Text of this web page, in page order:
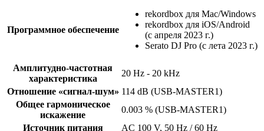
Программное обеспечение
rekordbox для Mac/Windows
rekordbox для iOS/Android
(с апреля 2023 г.)
Serato DJ Pro (с лета 2023 г.)
Амплитудно-частотная
характеристика
20 Hz - 20 kHz
Отношение «сигнал-шум» 114 dB (USB-MASTER1)
Общее гармоническое
искажение
0.003 % (USB-MASTER1)
Источник питания
AC 100 V, 50 Hz / 60 Hz